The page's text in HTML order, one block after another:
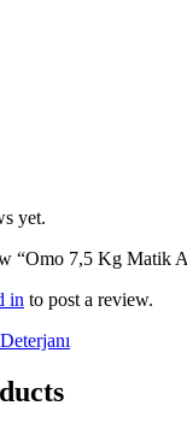
yet.
“Omo 7,5 Kg Matik
in to post a review.